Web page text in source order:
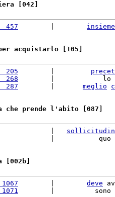
[042]
457
insieme
acquistarlo [105]
205
268
        |            lo
287
meglio
che prende l'abito [087]
|           quo
[002b]
1067
deve
1071
        |          sono